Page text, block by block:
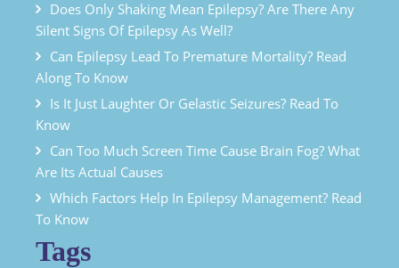
Does Only Shaking Mean Epilepsy? Are There Any
Silent Signs Of Epilepsy As Well?
Can Epilepsy Lead To Premature Mortality? Read
Along To Know
Is It Just Laughter Or Gelastic Seizures? Read To
Know
Can Too Much Screen Time Cause Brain Fog? What
Are Its Actual Causes
Which Factors Help In Epilepsy Management? Read
To Know
Tags